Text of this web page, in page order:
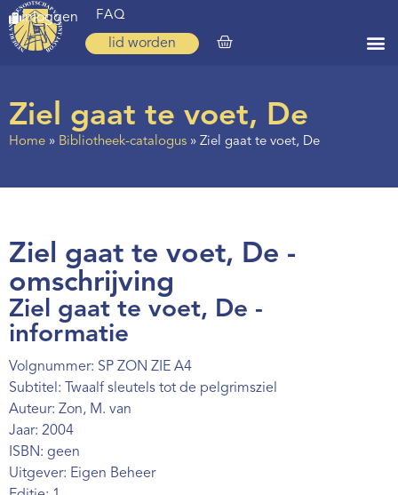
inloggen FAQ
lid worden
Zoeken
Ervaringen
Regio’s
Nieuws
Agenda
Webshop
Contact
Ziel gaat te voet, De
Home » Bibliotheek-catalogus » Ziel gaat te voet, De
Ziel gaat te voet, De -
omschrijving
Ziel gaat te voet, De -
informatie
Volgnummer: SP ZON ZIE A4
Subtitel: Twaalf sleutels tot de pelgrimsziel
Auteur: Zon, M. van
Jaar: 2004
ISBN: geen
Uitgever: Eigen Beheer